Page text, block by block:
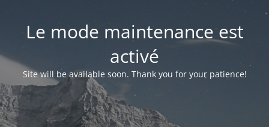
Le mode maintenance est
activé
Site will be available soon. Thank you for your patience!